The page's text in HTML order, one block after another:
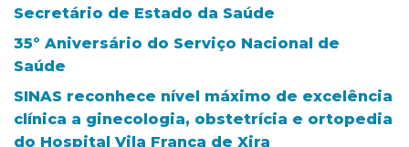
Secretário de Estado da Saúde
35º Aniversário do Serviço Nacional de
Saúde
SINAS reconhece nível máximo de excelência
clínica a ginecologia, obstetrícia e ortopedia
do Hospital Vila Franca de Xira